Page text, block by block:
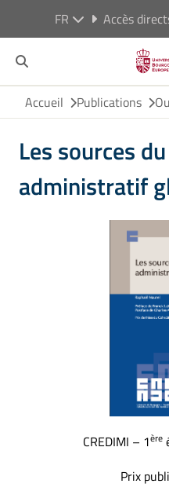
FR Accès
Accueil Publications
Les sources
administratif
CREDIMI – 1ère
Prix